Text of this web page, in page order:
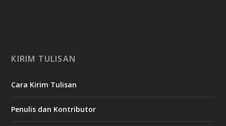
KIRIM TULISAN
Cara Kirim Tulisan
Penulis dan Kontributor